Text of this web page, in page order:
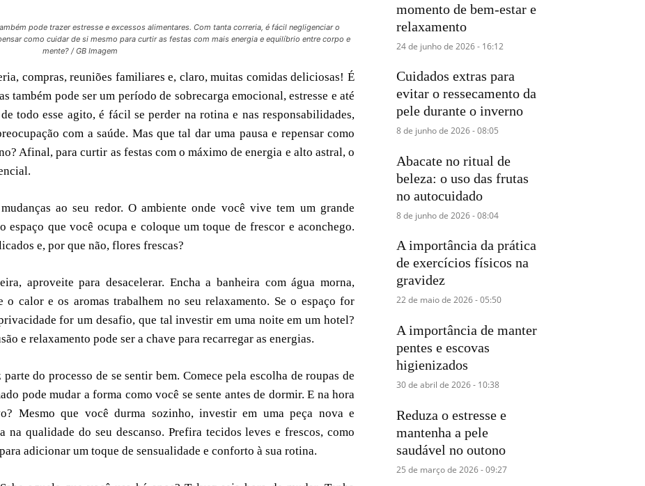
pode trazer estresse e excessos alimentares. Com tanta correria, é fácil negligenciar o
como cuidar de si mesmo para curtir as festas com mais energia e equilíbrio entre corpo e
mente? / GB Imagem
compras, reuniões familiares e, claro, muitas comidas deliciosas! É
também pode ser um período de sobrecarga emocional, estresse e até
todo esse agito, é fácil se perder na rotina e nas responsabilidades,
com a saúde. Mas que tal dar uma pausa e repensar como
Afinal, para curtir as festas com o máximo de energia e alto astral, o
ao seu redor. O ambiente onde você vive tem um grande
espaço que você ocupa e coloque um toque de frescor e aconchego.
e, por que não, flores frescas?
aproveite para desacelerar. Encha a banheira com água morna,
o calor e os aromas trabalhem no seu relaxamento. Se o espaço for
for um desafio, que tal investir em uma noite em um hotel?
e relaxamento pode ser a chave para recarregar as energias.
do processo de se sentir bem. Comece pela escolha de roupas de
pode mudar a forma como você se sente antes de dormir. E na hora
Mesmo que você durma sozinho, investir em uma peça nova e
qualidade do seu descanso. Prefira tecidos leves e frescos, como
adicionar um toque de sensualidade e conforto à sua rotina.
momento de bem-estar e
relaxamento
24 de junho de 2026 - 16:12
Cuidados extras para
evitar o ressecamento da
pele durante o inverno
8 de junho de 2026 - 08:05
Abacate no ritual de
beleza: o uso das frutas
no autocuidado
8 de junho de 2026 - 08:04
A importância da prática
de exercícios físicos na
gravidez
22 de maio de 2026 - 05:50
A importância de manter
pentes e escovas
higienizados
30 de abril de 2026 - 10:38
Reduza o estresse e
mantenha a pele
saudável no outono
25 de março de 2026 - 09:27